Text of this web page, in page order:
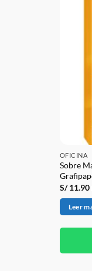
OFICINA
Sobre
S/11.90
Leer